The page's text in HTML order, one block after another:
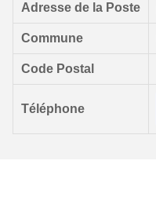
Adresse de la Poste
Commune
Code Postal
Téléphone